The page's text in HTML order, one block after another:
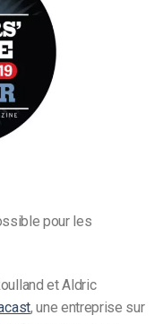
pour les
et Aldric
, une entreprise sur